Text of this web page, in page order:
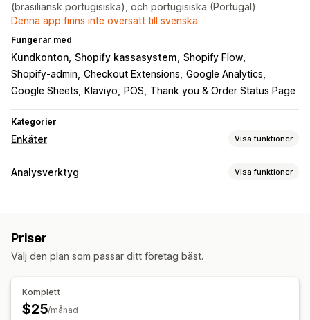
(brasiliansk portugisiska), och portugisiska (Portugal)
Denna app finns inte översatt till svenska
Fungerar med
Kundkonton Shopify kassasystem Shopify Flow
Shopify-admin Checkout Extensions Google Analytics
Google Sheets
Klaviyo POS Thank you & Order Status Page
Kategorier
Enkäter Visa funktioner
Formuläranpassning
Enkättyper
Kundnöjdhet
Marknadsundersökning
Attribuering
Hantering av inskickningar
Analysverktyg Visa funktioner
Kohortanalys
Övergivna varukorgar
Priser
Välj den plan som passar ditt företag bäst.
Komplett
$25/månad